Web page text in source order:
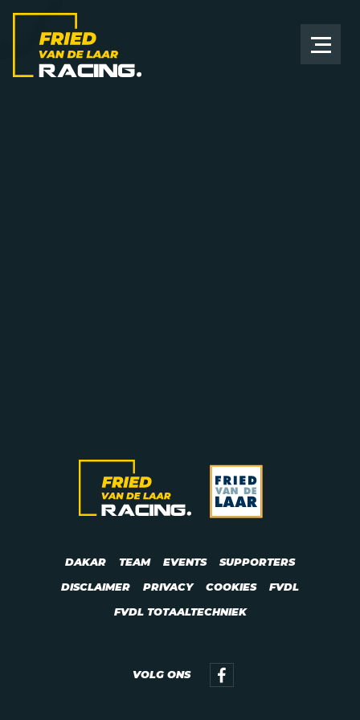
DAKAR TEAM EVENTS SUPPORTERS
DISCLAIMER PRIVACY COOKIES FVDL
FVDL TOTAALTECHNIEK
VOLG ONS